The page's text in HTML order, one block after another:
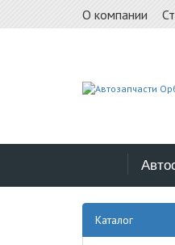
О компании
Каталог